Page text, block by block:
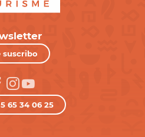
suscribo
65 34 06 25